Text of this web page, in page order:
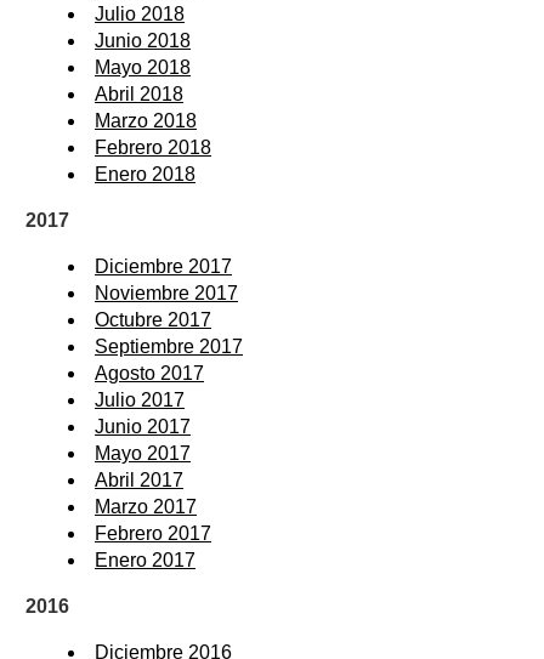
Julio 2018
Junio 2018
Mayo 2018
Abril 2018
Marzo 2018
Febrero 2018
Enero 2018
2017
Diciembre 2017
Noviembre 2017
Octubre 2017
Septiembre 2017
Agosto 2017
Julio 2017
Junio 2017
Mayo 2017
Abril 2017
Marzo 2017
Febrero 2017
Enero 2017
2016
Diciembre 2016